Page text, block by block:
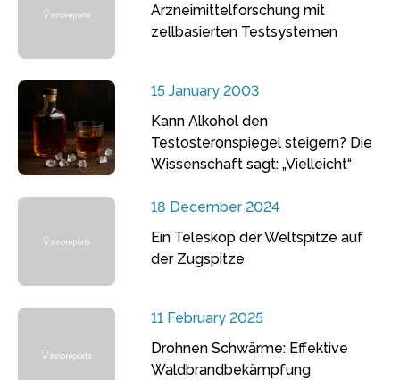
Arzneimittelforschung mit
zellbasierten Testsystemen
15 January 2003
Kann Alkohol den
Testosteronspiegel steigern? Die
Wissenschaft sagt: „Vielleicht“
18 December 2024
Ein Teleskop der Weltspitze auf
der Zugspitze
11 February 2025
Drohnen Schwärme: Effektive
Waldbrandbekämpfung